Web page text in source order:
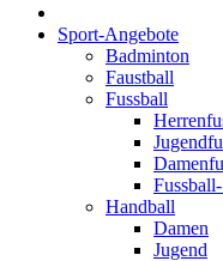
Sport-Angebote
Badminton
Faustball
Fussball
Handball
Damen
Jugend